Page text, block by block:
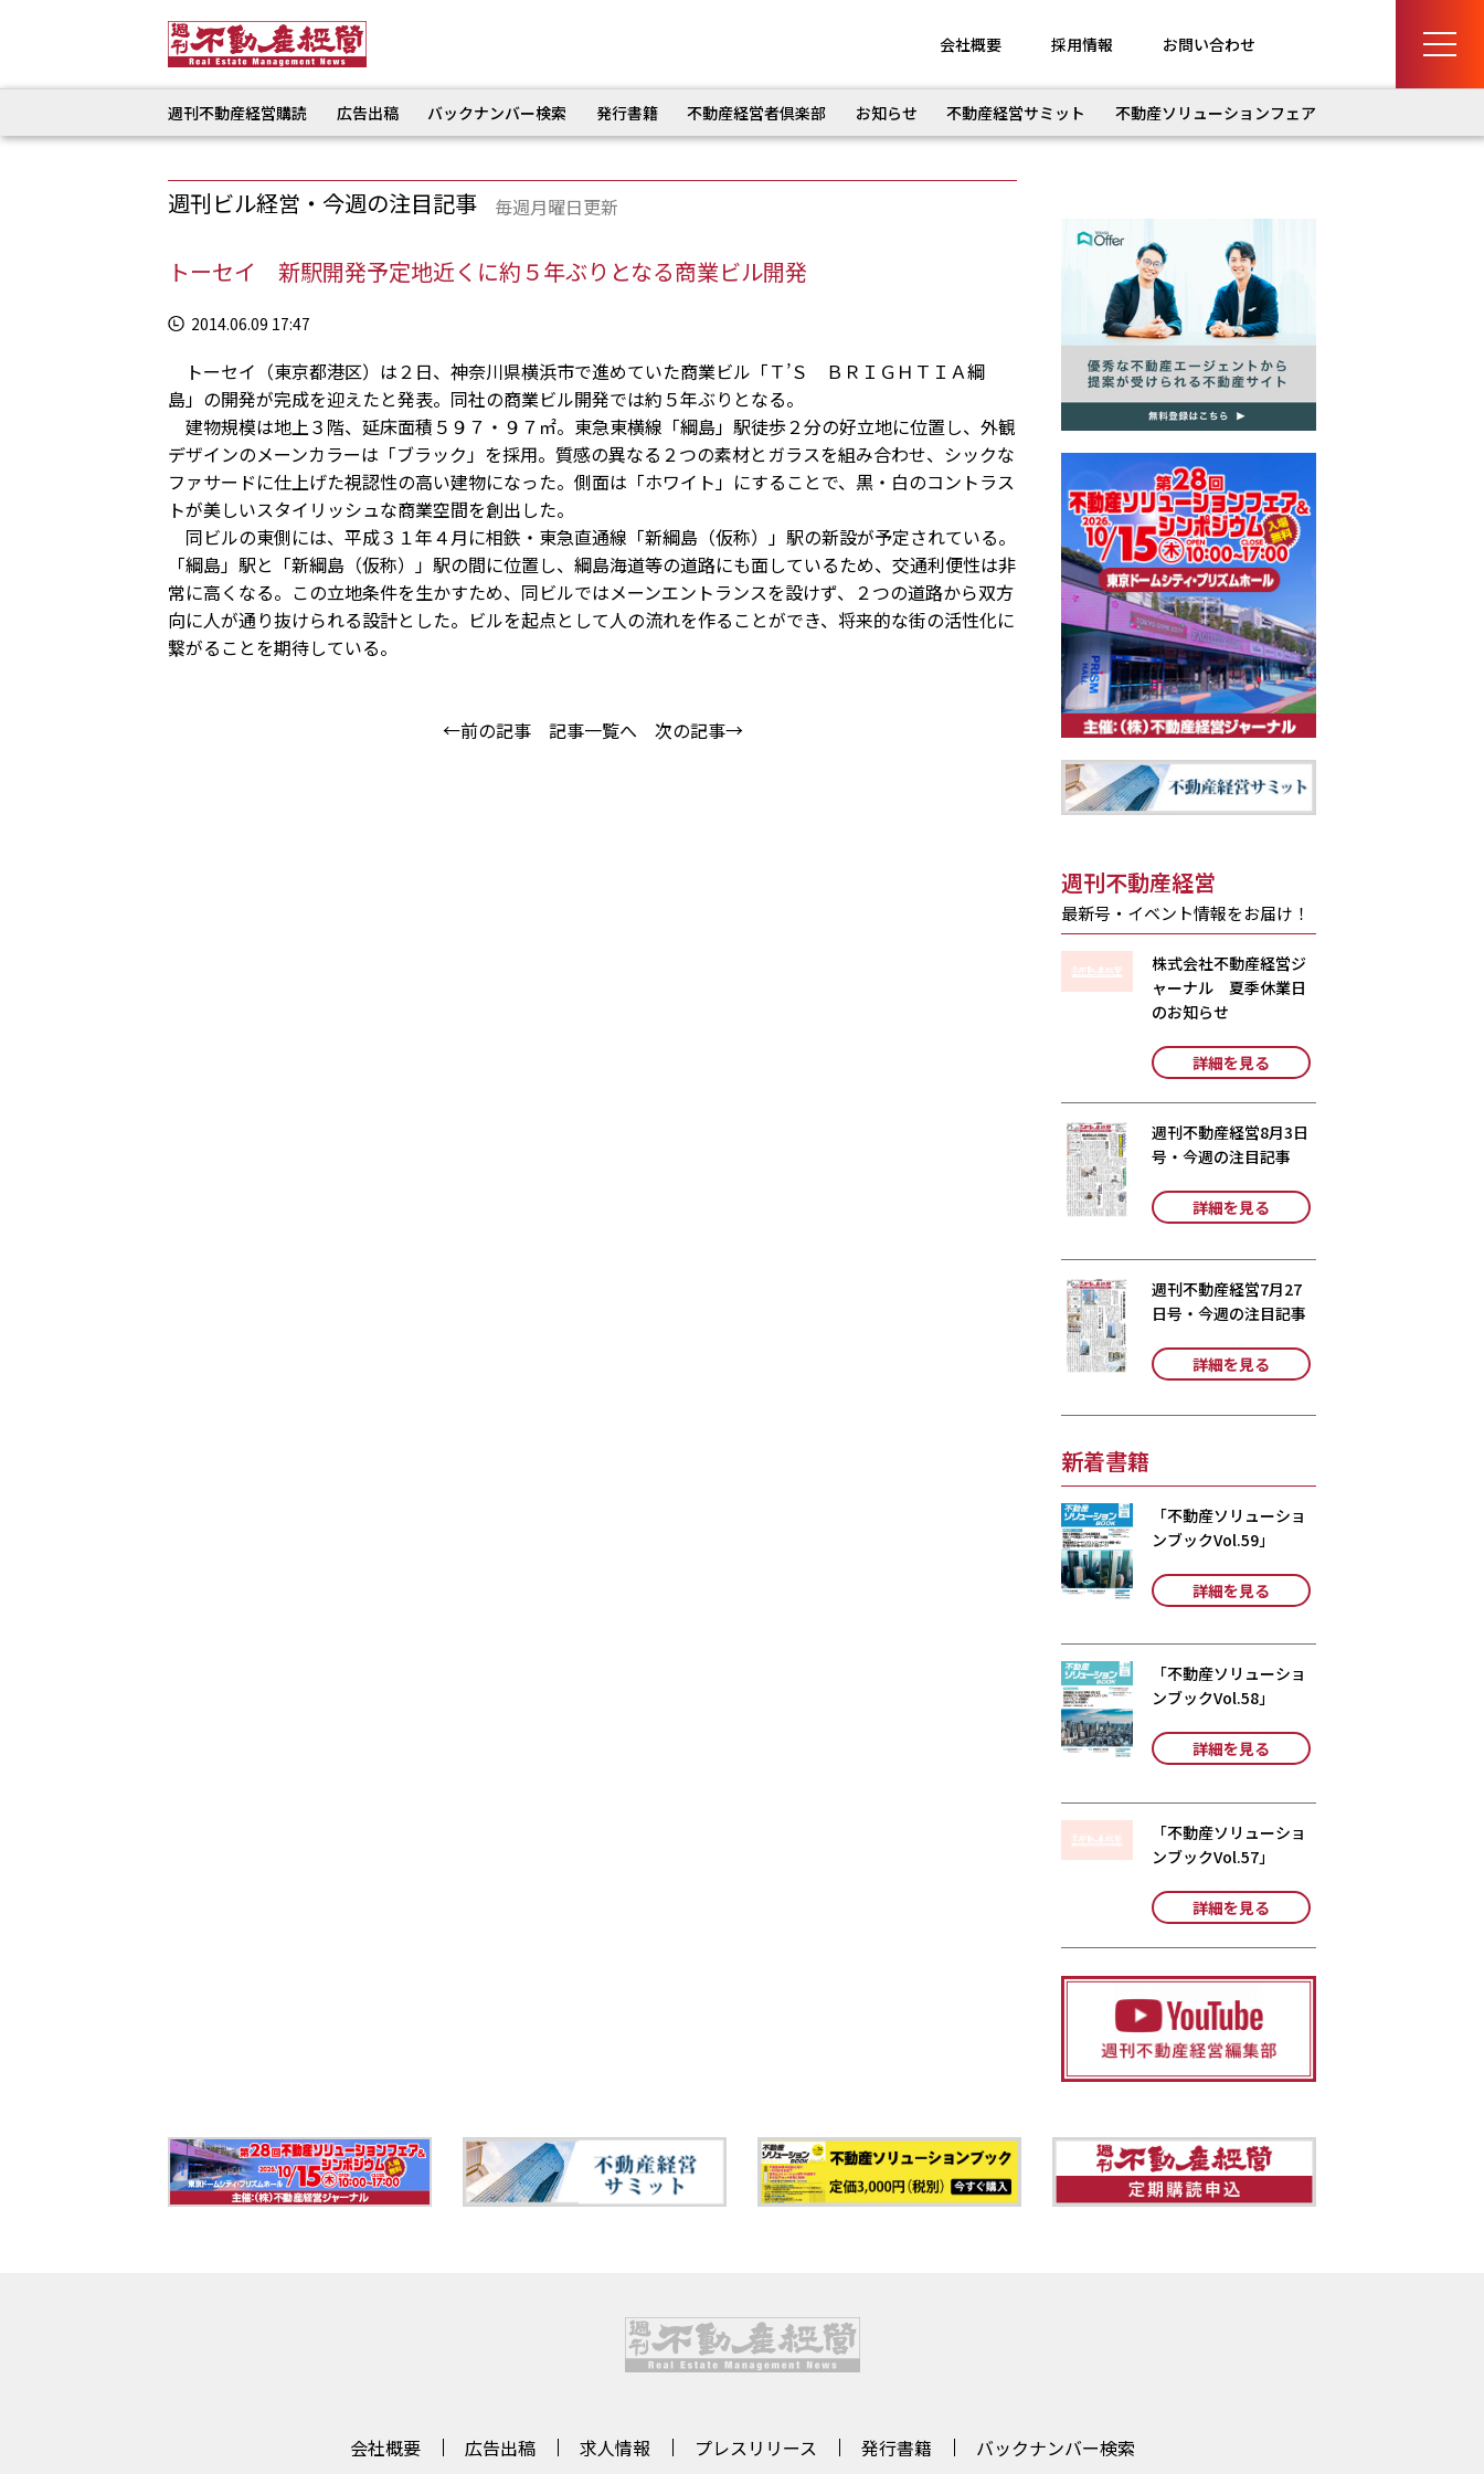
会社概要 採用情報 お問い合わせ
週刊不動産経営購読 広告出稿 バックナンバー検索 発行書籍 不動産経営者倶楽部 お知らせ 不動産経営サミット 不動産ソリューションフェア
週刊ビル経営・今週の注目記事 毎週月曜日更新
トーセイ 新駅開発予定地近くに約５年ぶりとなる商業ビル開発
2014.06.09 17:47
トーセイ（東京都港区）は２日、神奈川県横浜市で進めていた商業ビル「Ｔ’Ｓ ＢＲＩＧＨＴＩＡ綱
島」の開発が完成を迎えたと発表。同社の商業ビル開発では約５年ぶりとなる。
建物規模は地上３階、延床面積５９７・９７㎡。東急東横線「綱島」駅徒歩２分の好立地に位置し、外観
デザインのメーンカラーは「ブラック」を採用。質感の異なる２つの素材とガラスを組み合わせ、シックな
ファサードに仕上げた視認性の高い建物になった。側面は「ホワイト」にすることで、黒・白のコントラス
トが美しいスタイリッシュな商業空間を創出した。
同ビルの東側には、平成３１年４月に相鉄・東急直通線「新綱島（仮称）」駅の新設が予定されている。
「綱島」駅と「新綱島（仮称）」駅の間に位置し、綱島海道等の道路にも面しているため、交通利便性は非
常に高くなる。この立地条件を生かすため、同ビルではメーンエントランスを設けず、２つの道路から双方
向に人が通り抜けられる設計とした。ビルを起点として人の流れを作ることができ、将来的な街の活性化に
繋がることを期待している。
←前の記事 記事一覧へ 次の記事→
週刊不動産経営
最新号・イベント情報をお届け！
株式会社不動産経営ジ
ャーナル 夏季休業日
のお知らせ
詳細を見る
週刊不動産経営8月3日
号・今週の注目記事
詳細を見る
週刊不動産経営7月27
日号・今週の注目記事
詳細を見る
新着書籍
「不動産ソリューショ
ンブックVol.59」
詳細を見る
「不動産ソリューショ
ンブックVol.58」
詳細を見る
「不動産ソリューショ
ンブックVol.57」
詳細を見る
会社概要 広告出稿 求人情報 プレスリリース 発行書籍 バックナンバー検索